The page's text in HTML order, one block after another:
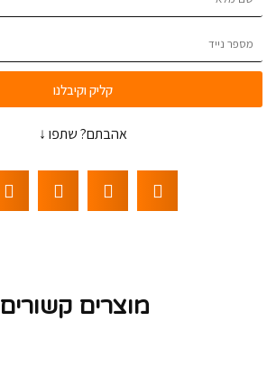
קליק וקיבלנו
אהבתם? שתפו ↓
מוצרים קשורים